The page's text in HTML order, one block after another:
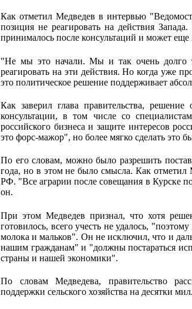
Как отметил Медведев в интервью
позиция не реагировать на действия
принималось после консультаций и может еще
"Не мы это начали. Мы и так очень долго
реагировать на эти действия. Но когда уже
это политическое решение поддерживает
Как заверил глава правительства,
консультации, в том числе со
российского бизнеса и защите интересов
это форс-мажор", но более мягко сделать это
По его словам, можно было разрешить
года, но в этом не было смысла. Как отметил
РФ. "Все аграрии после совещания в Курске
он.
При этом Медведев признал, что хотя
готовилось, всего учесть не удалось,
молока и мальков". Он не исключил, что и
нашим гражданам" и "должны постараться
страны и нашей экономики".
По словам Медведева, правительство
поддержки сельского хозяйства на десятки